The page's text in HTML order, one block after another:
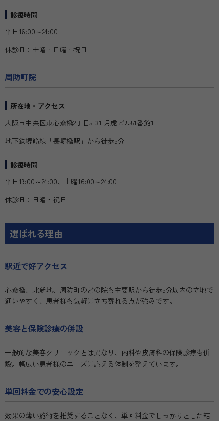
診療時間
平日16:00～24:00
休診日：土曜・日曜・祝日
周防町院
所在地・アクセス
大阪市中央区東心斎橋2丁目5-31 月虎ビル51番館1F
地下鉄堺筋線「長堀橋駅」から徒歩5分
診療時間
平日19:00～24:00、土曜16:00～24:00
休診日：日曜・祝日
選ばれる理由
駅近で好アクセス
心斎橋、北新地、周防町のどの院も主要駅から徒歩5分以内の立地で
通いやすく、患者様も気軽に立ち寄れる点が強みです。
美容と保険診療の併設
一般的な美容クリニックとは異なり、内科や皮膚科の保険診療も併
設。幅広い患者様のニーズに応える体制を整えています。
単回料金での安心設定
効果の薄い施術を推奨することなく、単回料金でしっかりとした結